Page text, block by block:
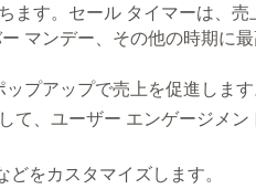
ます。セール タイマーは、売
マンデー、その他の時期に
プアップで売上を促進します
て、ユーザー エンゲージメン
をカスタマイズします。